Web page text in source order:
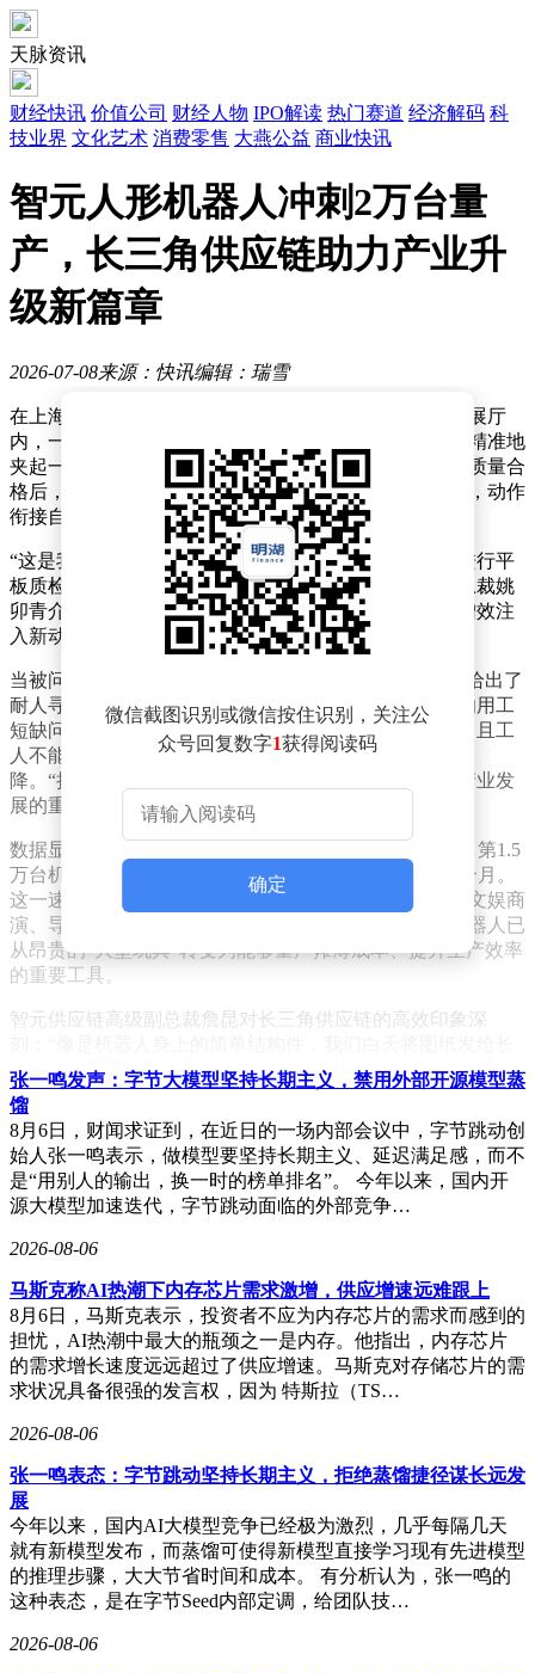
天脉资讯
财经快讯 价值公司 财经人物 IPO解读 热门赛道 经济解码 科
技业界 文化艺术 消费零售 大燕公益 商业快讯
智元人形机器人冲刺2万台量
产，长三角供应链助力产业升
级新篇章
2026-07-08来源：快讯编辑：瑞雪
在上海浦东新区的智元创新（上海）科技股份有限公司展厅
内，一台轮式人形机器人正熟练地执行着质检任务：它精准地
夹起一台平板电脑，送入质检设备进行细致检测，确认质量合
格后，又稳稳地将产品放回生产线。整个过程行云流水，动作
衔接自然流畅，引得现场参观者纷纷驻足观看。
“这是我们复刻的机器人在龙旗科技江西南昌量产工厂进行平
板质检的场景。”智元合伙人、高级副总裁、具身业务总裁姚
卯青介绍道，“机器人的规模化应用，正在为企业提质增效注
入新动能，创造实实在在的价值。”
当被问及“用上机器人后，产业工人去哪了”时，姚卯青给出了
耐人寻味的答案：“机器人的应用，实际上缓解了工厂的用工
短缺问题。”他解释说，质检工作内容单一、重复性高，且工
人不能随身携带手机，对年轻产业工人的吸引力逐渐下
降。“把人类必须做却不愿做的事交给机器人，这正是产业发
展的重要意义所在。”
数据显示，智元机器人的量产进程正在加速：6月28日，第1.5
万台机器人正式下线，距离万台量产节点仅用时不到3个月。
这一速度的背后，是机器人应用场景的不断拓展——从文娱商
演、导览导购，到工业智造、物流分拣、安防巡检，机器人已
从昂贵的“大型玩具”转变为能够量产摊薄成本、提升生产效率
的重要工具。
智元供应链高级副总裁詹昆对长三角供应链的高效印象深
三角的供应商，有的工厂当晚就能生产出初步样品。”他透
露，公司与龙旗科技成功合作后，更多客户前来订购机器人，
这对产品交付速度和质量提出了更高要求。“汽车供应链企业
的产品可靠性强，完全满足人形机器人对零部件质量的要求，
因此我们的供应商与汽车零部件厂商高度重合。”
“长三角是中国汽车产业集群化程度最高的区域之一，产业链
供应链完备，这为我们打造高质量产品提供了坚实的产业基
产业链企业超130家，累计发布人形机器人产品逾30款，产业
集聚效应显著。
根据规划，到2025年，智元营收将达10.5亿元，研发人员占比
超75%。公司还计划未来5年投入超20亿元，用于科研创新、
们将继续深耕具身智能领域，推动具身智能从专用场景迈向通
微信截图识别或微信按住识别，关注公
众号回复数字1获得阅读码
确定
张一鸣发声：字节大模型坚持长期主义，禁用外部开源模型蒸
馏
8月6日，财闻求证到，在近日的一场内部会议中，字节跳动创
始人张一鸣表示，做模型要坚持长期主义、延迟满足感，而不
是“用别人的输出，换一时的榜单排名”。 今年以来，国内开
源大模型加速迭代，字节跳动面临的外部竞争…
2026-08-06
马斯克称AI热潮下内存芯片需求激增，供应增速远难跟上
8月6日，马斯克表示，投资者不应为内存芯片的需求而感到的
担忧，AI热潮中最大的瓶颈之一是内存。他指出，内存芯片
的需求增长速度远远超过了供应增速。马斯克对存储芯片的需
求状况具备很强的发言权，因为 特斯拉（TS…
2026-08-06
张一鸣表态：字节跳动坚持长期主义，拒绝蒸馏捷径谋长远发
展
今年以来，国内AI大模型竞争已经极为激烈，几乎每隔几天
就有新模型发布，而蒸馏可使得新模型直接学习现有先进模型
的推理步骤，大大节省时间和成本。 有分析认为，张一鸣的
这种表态，是在字节Seed内部定调，给团队技…
2026-08-06